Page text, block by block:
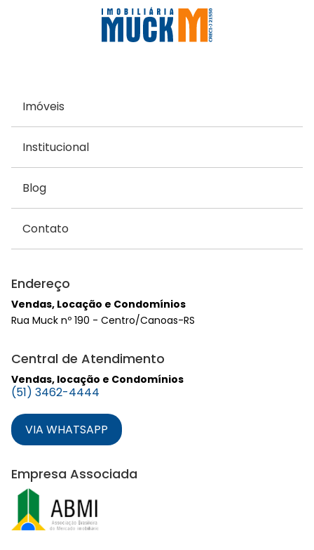
Imóveis
Institucional
Blog
Contato
Endereço
Vendas, Locação e Condomínios
Rua Muck nº 190 - Centro/Canoas-RS
Central de Atendimento
Vendas, locação e Condomínios
(51) 3462-4444
VIA WHATSAPP
Empresa Associada